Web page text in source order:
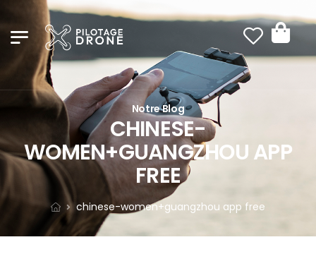
Notre Blog
CHINESE-
WOMEN+GUANGZHOU APP
FREE
chinese-women+guangzhou app free